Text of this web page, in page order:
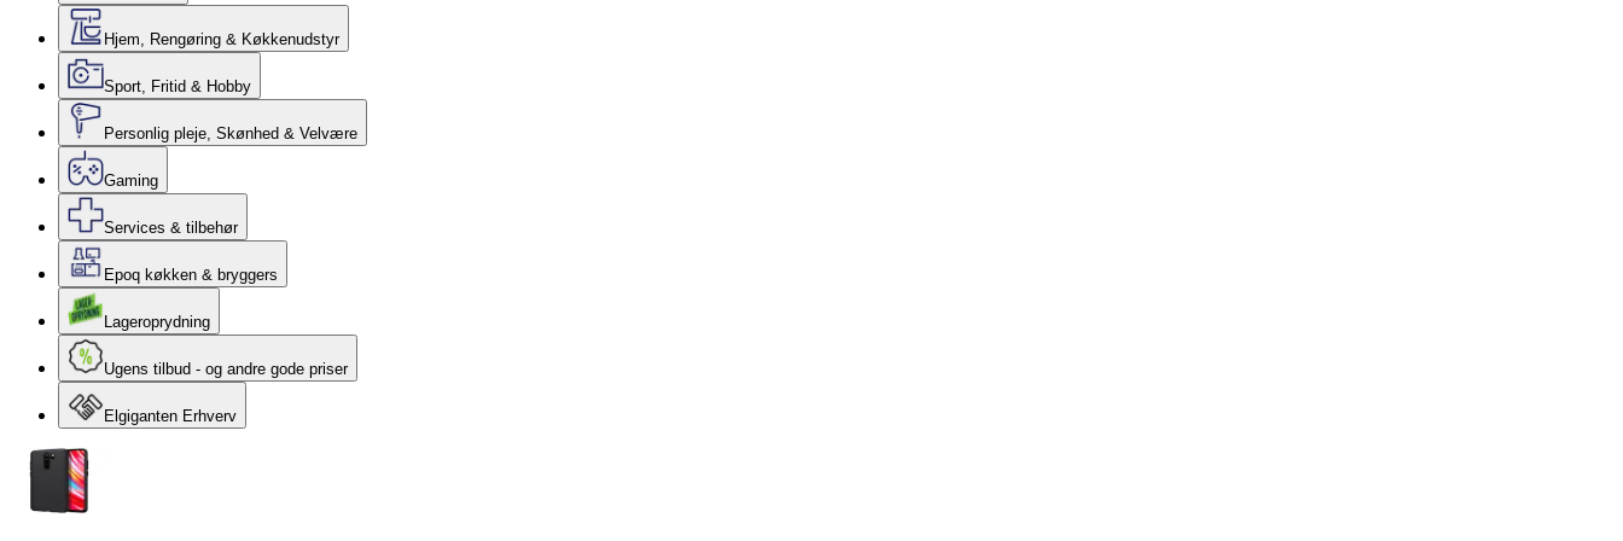
Hjem, Rengøring & Køkkenudstyr
Sport, Fritid & Hobby
Personlig pleje, Skønhed & Velvære
Gaming
Services & tilbehør
Epoq køkken & bryggers
Lageroprydning
Ugens tilbud - og andre gode priser
Elgiganten Erhverv